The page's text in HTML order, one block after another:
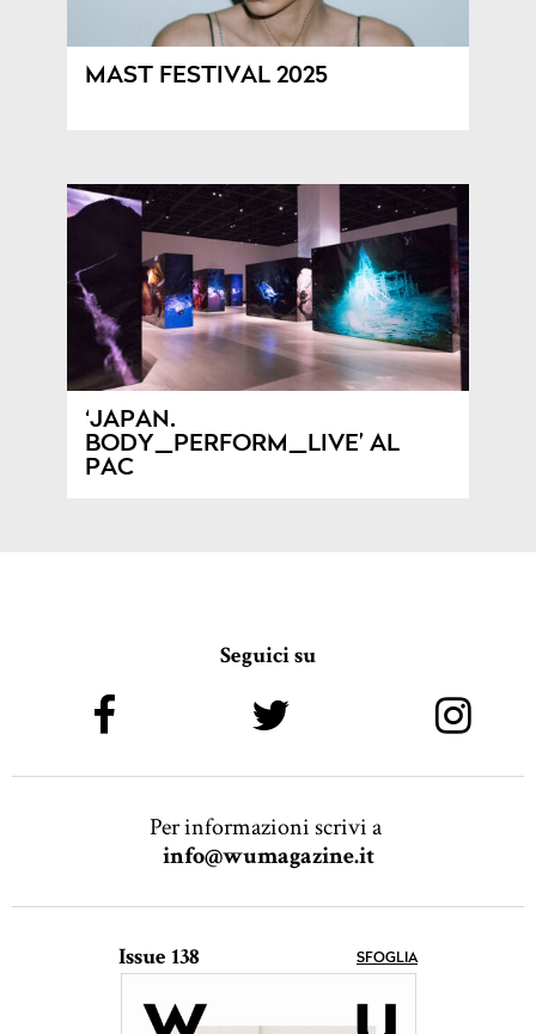
MAST FESTIVAL 2025
‘JAPAN.
BODY_PERFORM_LIVE’ AL
PAC
Seguici su
Per informazioni scrivi a
info@wumagazine.it
Issue 138 SFOGLIA